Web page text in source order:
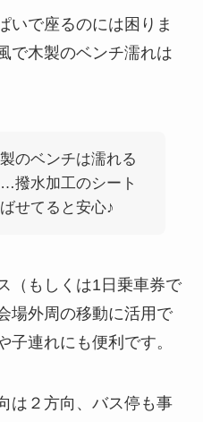
いで座るのには困りま
で木製のベンチ濡れは
のベンチは濡れる
撥水加工のシート
せてると安心♪
（もしくは1日乗車券で
場外周の移動に活用で
子連れにも便利です。
は２方向、バス停も事